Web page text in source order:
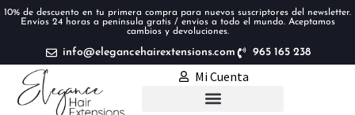
10% de descuento en tu primera compra para nuevos suscriptores del newsletter.
Envíos 24 horas a península gratis / envíos a todo el mundo. Aceptamos
cambios y devoluciones.
info@elegancehairextensions.com 965 165 238
Mi Cuenta